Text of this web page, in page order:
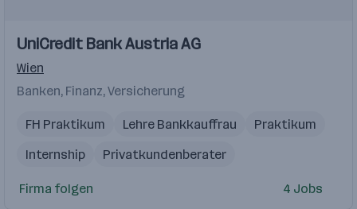
Einblicke
UniCredit Bank Austria AG
Wien
Banken, Finanz, Versicherung
FH Praktikum Lehre Bankkauffrau
Praktikum
Internship
Privatkundenberater
Firma folgen 4 Jobs